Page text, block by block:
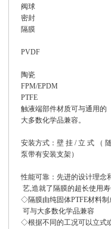
阀球
密封
隔膜
PVDF
陶瓷
FPM/EPDM
PTFE
触液端部件材质可与通用的
大多数化学品兼容。
安装方式：壁 挂 / 立 式 （
泵带有安装支架）
性能可靠：先进的设计理念
艺,造就了隔膜的超长使用
◇隔膜由纯固体PTFE材料制
可与大多数化学品兼容
◇根据不同的工况可以立式